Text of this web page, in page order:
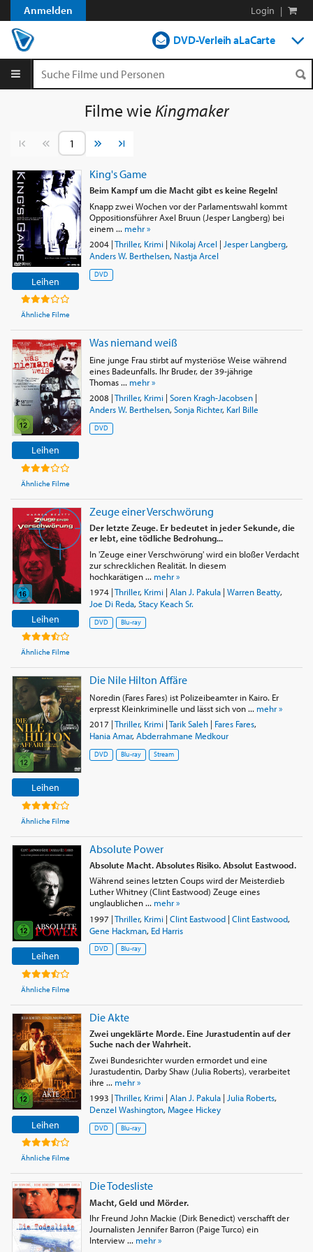
Anmelden Login |
DVD-Verleih aLaCarte
Streamen
Filme wieKingmaker
Vorherige SeiteNächste Seite
Leihen
Ähnliche Filme
King's Game
Beim Kampf um die Macht gibt es keine Regeln!
Knapp zwei Wochen vor der Parlamentswahl kommt
Oppositionsführer Axel Bruun (Jesper Langberg) bei
einem ... mehr »
2004|Thriller, Krimi| Nikolaj Arcel| Jesper Langberg,
Anders W. Berthelsen, Nastja Arcel
DVD
Leihen
Ähnliche Filme
Was niemand weiß
Eine junge Frau stirbt auf mysteriöse Weise während
eines Badeunfalls. Ihr Bruder, der 39-jährige
Thomas ... mehr »
2008|Thriller, Krimi| Soren Kragh-Jacobsen|
Anders W. Berthelsen, Sonja Richter, Karl Bille
DVD
Leihen
Ähnliche Filme
Zeuge einer Verschwörung
Der letzte Zeuge. Er bedeutet in jeder Sekunde, die
er lebt, eine tödliche Bedrohung...
In 'Zeuge einer Verschwörung' wird ein bloßer Verdacht
zur schrecklichen Realität. In diesem
hochkarätigen ... mehr »
1974|Thriller, Krimi| Alan J. Pakula| Warren Beatty,
Joe Di Reda, Stacy Keach Sr.
DVD Blu-ray
Leihen
Ähnliche Filme
Die Nile Hilton Affäre
Noredin (Fares Fares) ist Polizeibeamter in Kairo. Er
erpresst Kleinkriminelle und lässt sich von ... mehr »
2017 |Thriller, Krimi|Tarik Saleh| Fares Fares,
Hania Amar, Abderrahmane Medkour
DVD Blu-ray Stream
Leihen
Ähnliche Filme
Absolute Power
Absolute Macht. Absolutes Risiko. Absolut Eastwood.
Während seines letzten Coups wird der Meisterdieb
Luther Whitney (Clint Eastwood) Zeuge eines
unglaublichen ... mehr »
1997 |Thriller, Krimi| Clint Eastwood| Clint Eastwood,
Gene Hackman, Ed Harris
DVD Blu-ray
Leihen
Ähnliche Filme
Die Akte
Zwei ungeklärte Morde. Eine Jurastudentin auf der
Suche nach der Wahrheit.
Zwei Bundesrichter wurden ermordet und eine
Jurastudentin, Darby Shaw (Julia Roberts), verarbeitet
ihre ... mehr »
1993 |Thriller, Krimi| Alan J. Pakula| Julia Roberts,
Denzel Washington, Magee Hickey
DVD Blu-ray
Die Todesliste
Macht, Geld und Mörder.
Ihr Freund John Mackie (Dirk Benedict) verschafft der
Journalisten Jennifer Barron (Paige Turco) ein
Interview ... mehr »